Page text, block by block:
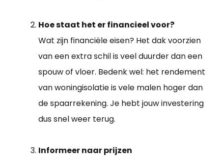
Hoe staat het er financieel voor?
Wat zijn financiële eisen? Het dak voorzien
van een extra schil is veel duurder dan een
spouw of vloer. Bedenk wel: het rendement
van woningisolatie is vele malen hoger dan
de spaarrekening. Je hebt jouw investering
dus snel weer terug.
Informeer naar prijzen